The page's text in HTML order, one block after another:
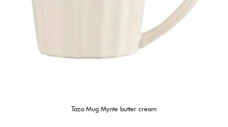
Taza Mug Mynte butter cream